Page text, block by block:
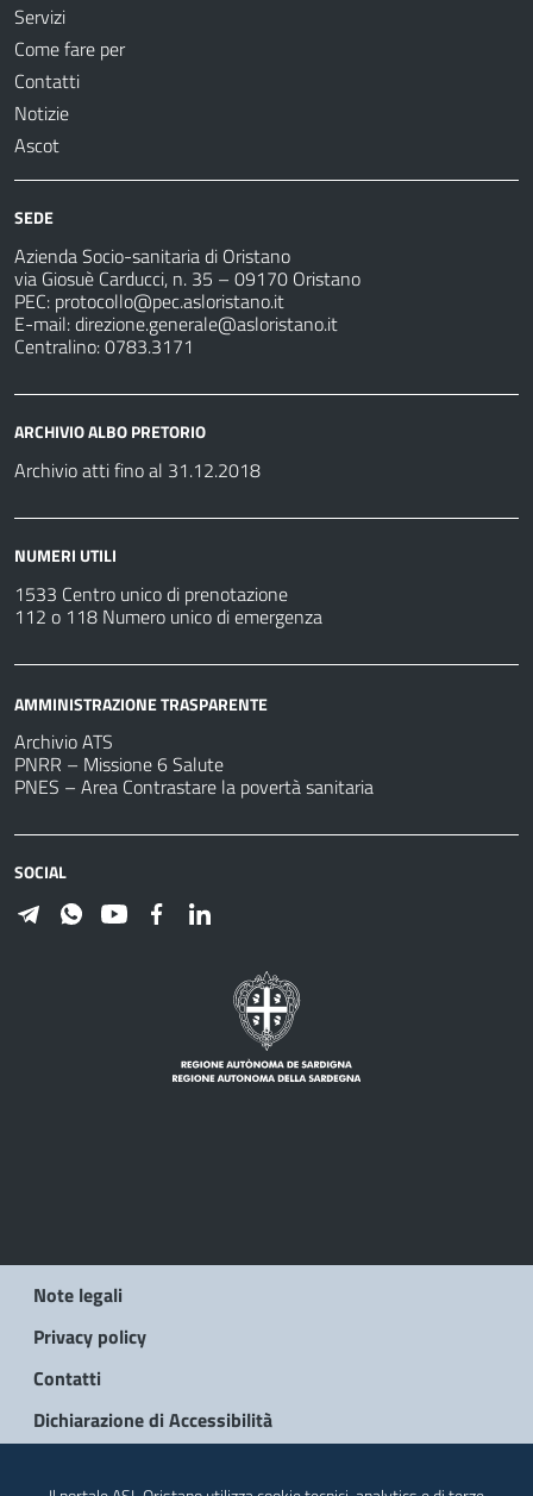
Servizi
Come fare per
Contatti
Notizie
Ascot
SEDE
Azienda Socio-sanitaria di Oristano
via Giosuè Carducci, n. 35 – 09170 Oristano
PEC: protocollo@pec.asloristano.it
E-mail:direzione.generale@asloristano.it
Centralino: 0783.3171
ARCHIVIO ALBO PRETORIO
Archivio atti fino al 31.12.2018
NUMERI UTILI
1533 Centro unico di prenotazione
112 o 118 Numero unico di emergenza
AMMINISTRAZIONE TRASPARENTE
Archivio ATS
PNRR – Missione 6 Salute
PNES – Area Contrastare la povertà sanitaria
SOCIAL
Note legali
Privacy policy
Contatti
Dichiarazione di Accessibilità